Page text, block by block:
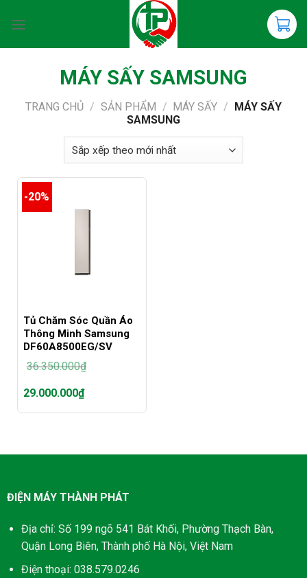
đến
MÁY SẤY SAMSUNG
TRANG CHỦ / SẢN PHẨM / MÁY SẤY /
MÁY SẤY
SAMSUNG
-20%
Tủ Chăm Sóc Quần Áo
Thông Minh Samsung
DF60A8500EG/SV
36.350.000₫
Giá
gốc
là:
29.000.000₫
Giá
ĐIỆN MÁY THÀNH PHÁT
Địa chỉ: Số 199 ngõ 541 Bát Khối, Phường Thạch Bàn,
Quận Long Biên, Thành phố Hà Nội, Việt Nam
Điện thoại: 038.579.0246